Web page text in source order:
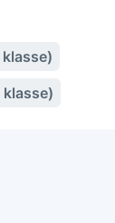
klasse)